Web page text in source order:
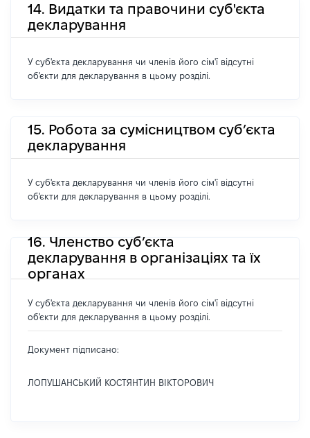
14. Видатки та правочини суб'єкта
декларування
У суб'єкта декларування чи членів його сім'ї відсутні
об'єкти для декларування в цьому розділі.
15. Робота за сумісництвом суб’єкта
декларування
У суб'єкта декларування чи членів його сім'ї відсутні
об'єкти для декларування в цьому розділі.
16. Членство суб’єкта
декларування в організаціях та їх
органах
У суб'єкта декларування чи членів його сім'ї відсутні
об'єкти для декларування в цьому розділі.
Документ підписано:
ЛОПУШАНСЬКИЙ КОСТЯНТИН ВІКТОРОВИЧ